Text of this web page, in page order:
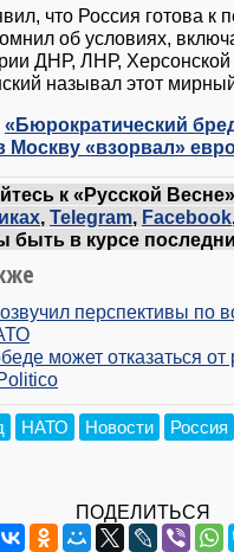
что Россия готова к
об условиях,
ДНР, ЛНР,
называл этот
«Бюрократический
Москву «взорвал»
к «Русской
, Telegram, Facebook
быть в курсе
перспективы по
может отказаться
НАТО Новости Россия
ПОДЕЛИТЬСЯ